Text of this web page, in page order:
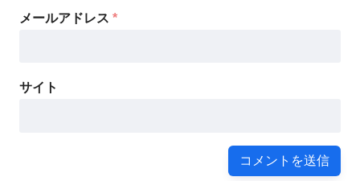
メールアドレス *
サイト